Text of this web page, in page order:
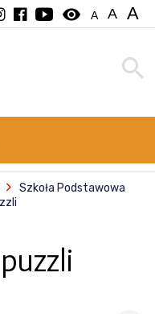
visibility A A A
Szkoła Podstawowa